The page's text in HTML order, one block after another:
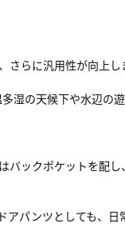
らに汎用性が向上し
の天候下や水辺の遊
ックポケットを配
パンツとしても、